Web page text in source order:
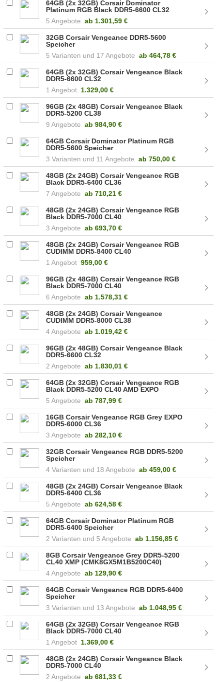
64GB (2x 32GB) Corsair Dominator
Platinum RGB Black DDR5-6600 CL32
5 Angebote ab 1.301,59 €
32GB Corsair Vengeance DDR5-5600
Speicher
5
17 Angebote ab464,78 €
64GB (2x 32GB) Corsair Vengeance Black
DDR5-6600 CL32
1 Angebot 1.329,00 €
96GB (2x 48GB) Corsair Vengeance Black
DDR5-5200 CL38
9 Angebote ab 984,90 €
64GB Corsair Dominator Platinum RGB
DDR5-5600 Speicher
3
11 Angebote ab 750,00 €
48GB (2x 24GB) Corsair Vengeance RGB
Black DDR5-6400 CL36
7 Angebote ab 710,21 €
48GB (2x 24GB) Corsair Vengeance RGB
Black DDR5-7000 CL40
3 Angebote ab 693,70 €
48GB (2x 24GB) Corsair Vengeance RGB
CUDIMM DDR5-8400 CL40
1 Angebot 959,00 €
96GB (2x 48GB) Corsair Vengeance RGB
Black DDR5-7000 CL40
6 Angebote ab 1.578,31 €
48GB (2x 24GB) Corsair Vengeance
CUDIMM DDR5-8000 CL38
4 Angebote ab 1.019,42 €
96GB (2x 48GB) Corsair Vengeance Black
DDR5-6600 CL32
2 Angebote ab 1.830,01 €
64GB (2x 32GB) Corsair Vengeance RGB
Black DDR5-5200 CL40 AMD EXPO
5 Angebote ab 787,99 €
16GB Corsair Vengeance RGB Grey EXPO
DDR5-6000 CL36
3 Angebote ab 282,10 €
32GB Corsair Vengeance RGB DDR5-5200
Speicher
4
18 Angebote ab459,00 €
48GB (2x 24GB) Corsair Vengeance Black
DDR5-6400 CL36
5 Angebote ab 624,58 €
64GB Corsair Dominator Platinum RGB
DDR5-6400 Speicher
2
5 Angebote ab 1.156,85 €
8GB Corsair Vengeance Grey DDR5-5200
CL40 XMP (CMK8GX5M1B5200C40)
4 Angebote ab 129,90 €
64GB Corsair Vengeance RGB DDR5-6400
Speicher
3
13 Angebote ab 1.048,95 €
64GB (2x 32GB) Corsair Vengeance RGB
Black DDR5-7000 CL40
1 Angebot 1.369,00 €
48GB (2x 24GB) Corsair Vengeance Black
DDR5-7000 CL40
2 Angebote ab 681,33 €